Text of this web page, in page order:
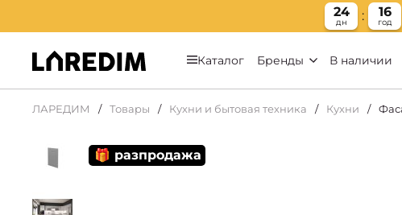
24
дн
16
год
Каталог Бренды В наличии
ЛАРЕДИМ Товары Кухни и бытовая техника Кухни
🎁 разпродажа